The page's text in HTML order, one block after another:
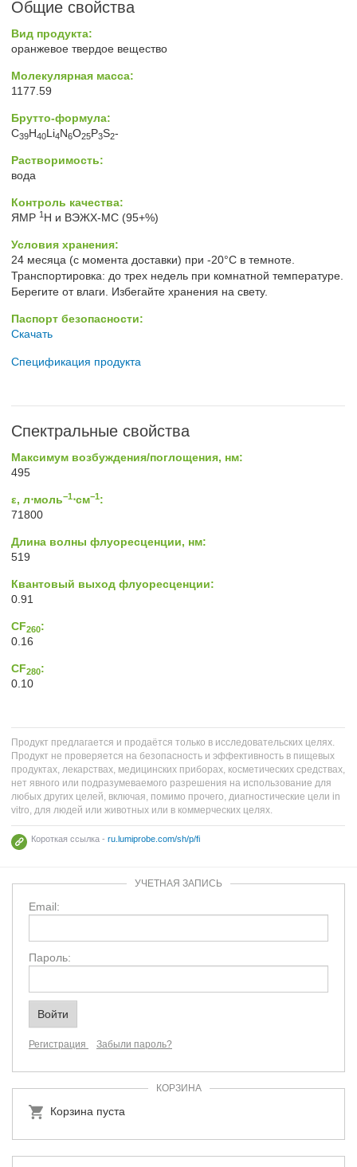
Общие свойства
Вид продукта:
оранжевое твердое вещество
Молекулярная масса:
1177.59
Брутто-формула:
C39H40Li4N6O25P3S2-
Растворимость:
вода
Контроль качества:
ЯМР 1 H и ВЭЖХ-МС (95+%)
Условия хранения:
24 месяца (с момента доставки) при -20°C в темноте.
Транспортировка: до трех недель при комнатной температуре.
Берегите от влаги. Избегайте хранения на свету.
Паспорт безопасности:
Скачать
Спецификация продукта
Спектральные свойства
Максимум возбуждения/поглощения, нм:
495
ε, л⋅моль−1⋅см−1:
71800
Длина волны флуоресценции, нм:
519
Квантовый выход флуоресценции:
0.91
CF260:
0.16
CF280:
0.10
Продукт предлагается и продаётся только в исследовательских целях.
Продукт не проверяется на безопасность и эффективность в пищевых
продуктах, лекарствах, медицинских приборах, косметических средствах,
нет явного или подразумеваемого разрешения на использование для
любых других целей, включая, помимо прочего, диагностические цели in
vitro, для людей или животных или в коммерческих целях.
Короткая ссылка - ru.lumiprobe.com/sh/p/fi
УЧЕТНАЯ ЗАПИСЬ
Email:
Пароль:
Регистрация Забыли пароль?
КОРЗИНА
Корзина пуста